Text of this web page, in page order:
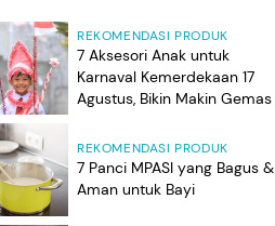
REKOMENDASI PRODUK
7 Aksesori Anak untuk
Karnaval Kemerdekaan 17
Agustus, Bikin Makin Gemas
REKOMENDASI PRODUK
7 Panci MPASI yang Bagus &
Aman untuk Bayi